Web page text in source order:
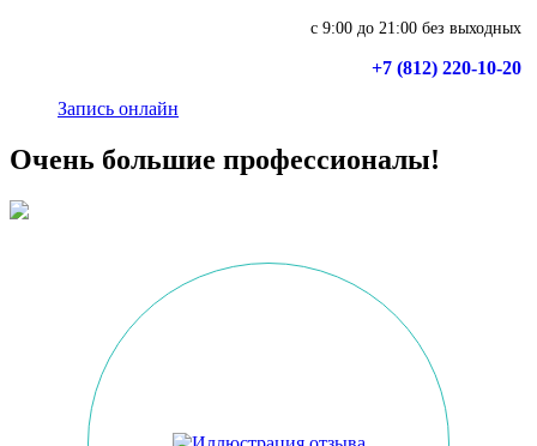
с 9:00 до 21:00 без выходных
+7 (812) 220-10-20
Запись онлайн
Очень большие профессионалы!